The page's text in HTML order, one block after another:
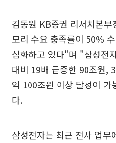
김동원 KB증권 리서치본
모리 수요 충족률이 50%
심화하고 있다"며 "삼성전
대비 19배 급증한 90조원,
익 100조원 이상 달성이 가
다.
삼성전자는 최근 전사 업무